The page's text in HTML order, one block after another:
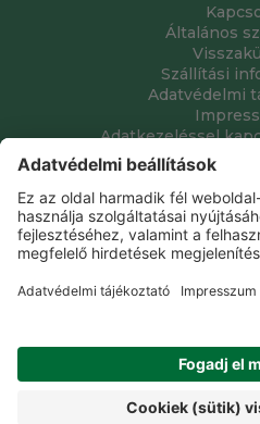
Általános
Szállítási
Adatvédelmi
Adatkezeléssel
Grube Kft. © 2009 - 2026.